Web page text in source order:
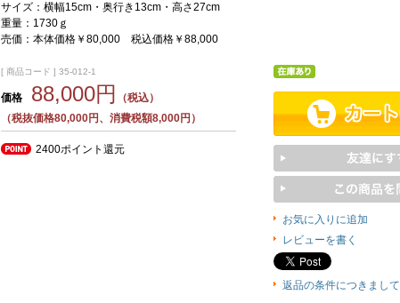
サイズ：横幅15cm・奥行き13cm・高さ27cm
重量：1730ｇ
売価：本体価格￥80,000 税込価格￥88,000
[ 商品コード ] 35-012-1
価格 88,000円
（税込）
（税抜価格80,000円、消費税額8,000円）
2400ポイント還元
お気に入りに追加
レビューを書く
返品の条件につきまして